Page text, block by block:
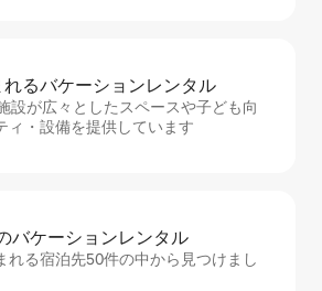
るバ⁠ケ⁠ー⁠シ⁠ョ⁠ンレ⁠ン⁠タ⁠ル
設が広々としたスペースや子ども向
ィ・設備を提供しています
バ⁠ケ⁠ー⁠シ⁠ョ⁠ンレ⁠ン⁠タ⁠ル
れる宿泊先50件の中から見つけまし